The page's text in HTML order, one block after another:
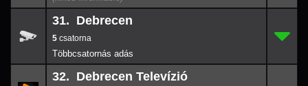
31.
31. Debrecen
5
32. Debrecen Televízió